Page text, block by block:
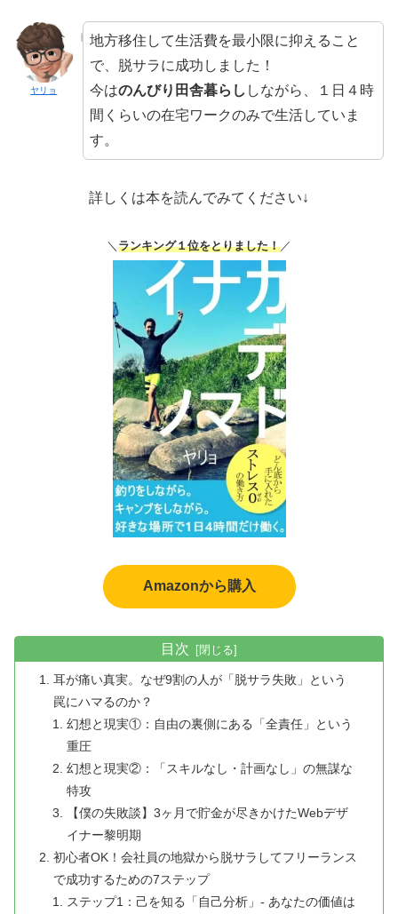
ヤリョ
地方移住して生活費を最小限に抑えること
で、脱サラに成功しました！
今はのんびり田舎暮らし しながら、１日４時
間くらいの在宅ワークのみで生活していま
す。
詳しくは本を読んでみてください↓
＼ ランキング１位をとりました！／
Amazonから購入
目次
耳が痛い真実。なぜ9割の人が「脱サラ失敗」という
罠にハマるのか？
幻想と現実①：自由の裏側にある「全責任」という
重圧
幻想と現実②：「スキルなし・計画なし」の無謀な
特攻
【僕の失敗談】3ヶ月で貯金が尽きかけたWebデザ
イナー黎明期
初心者OK！会社員の地獄から脱サラしてフリーランス
で成功するための7ステップ
ステップ1：己を知る「自己分析」- あなたの価値は